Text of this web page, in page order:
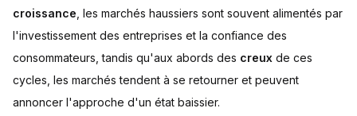
croissance , les marchés haussiers sont souvent alimentés par
l'investissement des entreprises et la confiance des
consommateurs, tandis qu'aux abords des creux de ces
cycles, les marchés tendent à se retourner et peuvent
annoncer l'approche d'un état baissier.